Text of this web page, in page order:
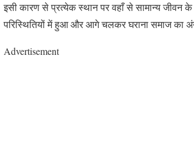
इसी कारण से प्रत्येक स्थान पर वहाँ से सामान्य जीवन
परिस्थितियों में हुआ और आगे चलकर घराना समाज का
Advertisement